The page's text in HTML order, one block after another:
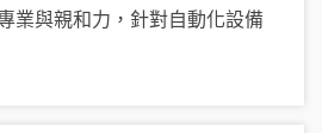
業與親和力，針對自動化設備